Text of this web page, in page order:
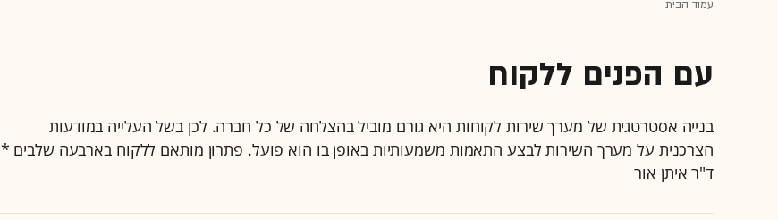
עמוד הבית
עם הפנים ללקוח
בנייה אסטרטגית של מערך שירות לקוחות היא גורם מוביל בהצלחה של כל חברה. לכן בשל העלייה במודעות
הצרכנית על מערך השירות לבצע התאמות משמעותיות באופן בו הוא פועל. פתרון מותאם ללקוח בארבעה שלבים *
ד"ר איתן אור